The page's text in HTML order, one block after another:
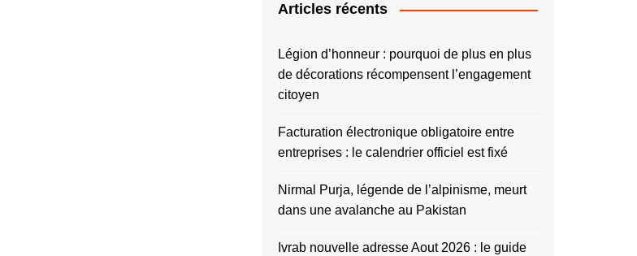
Articles récents
Légion d’honneur : pourquoi de plus en plus
de décorations récompensent l’engagement
citoyen
Facturation électronique obligatoire entre
entreprises : le calendrier officiel est fixé
Nirmal Purja, légende de l’alpinisme, meurt
dans une avalanche au Pakistan
Ivrab nouvelle adresse Aout 2026 : le guide